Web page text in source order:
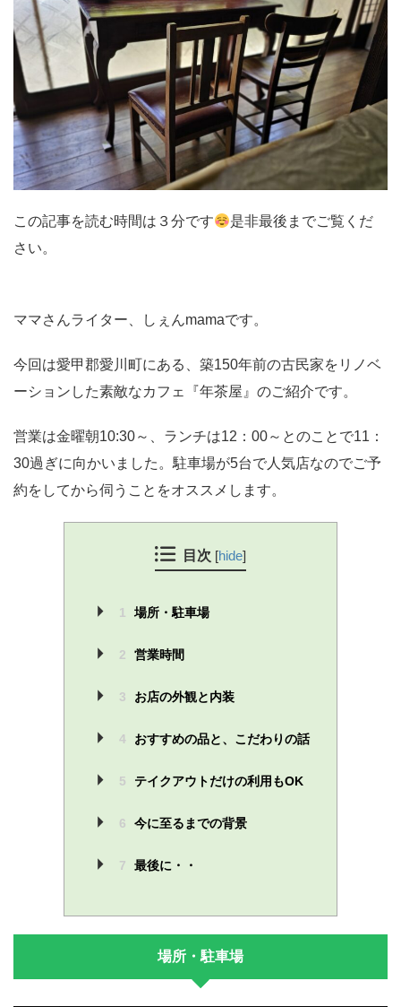
この記事を読む時間は３分です
是非最後までご覧くだ
さい。
ママさんライター、しぇんmamaです。
今回は愛甲郡愛川町にある、築150年前の古民家をリノベ
ーションした素敵なカフェ『年茶屋』のご紹介です。
営業は金曜朝10:30～、ランチは12：00～とのことで11：
30過ぎに向かいました。駐車場が5台で人気店なのでご予
約をしてから伺うことをオススメします。
目次 [hide]
1 場所・駐車場
2 営業時間
3 お店の外観と内装
4 おすすめの品と、こだわりの話
5 テイクアウトだけの利用もOK
6 今に至るまでの背景
7 最後に・・
場所・駐車場